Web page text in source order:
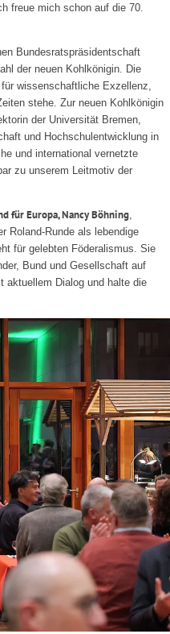
freue mich schon auf die 70.
Bundesratspräsidentschaft
der neuen Kohlkönigin. Die
wissenschaftliche Exzellenz,
stehe. Zur neuen Kohlkönigin
der Universität Bremen,
und Hochschulentwicklung in
und international vernetzte
zu unserem Leitmotiv der
für Europa, Nancy Böhning
Roland-Runde als lebendige
für gelebten Föderalismus. Sie
Bund und Gesellschaft auf
aktuellem Dialog und halte die